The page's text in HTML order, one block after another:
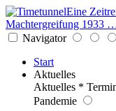
Eine
Machtergreifung 1933
Navigator
Start
Aktuelles
Aktuelles *
Pandemie